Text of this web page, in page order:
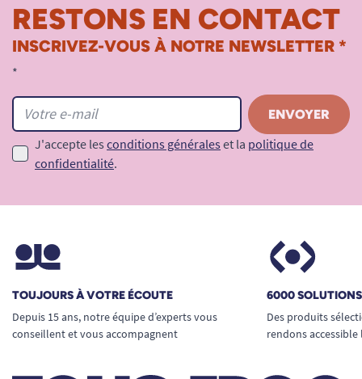
RESTONS EN CONTACT
INSCRIVEZ-VOUS À NOTRE NEWSLETTER *
*
J'accepte les conditions générales et la politique de
confidentialité.
TOUJOURS À VOTRE ÉCOUTE
Depuis 15 ans, notre équipe d’experts vous
conseillent et vous accompagnent
6000
Des produits
rendons